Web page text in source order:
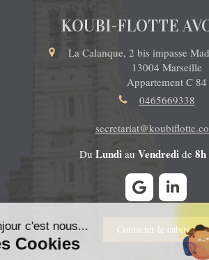
KOUBI-FLOTTE
La Calanque, 2 bis impasse
13004 Marseille
Appartement C 84
0465669338
Du Lundiau Vendredide 8h
Contacter le cabinet